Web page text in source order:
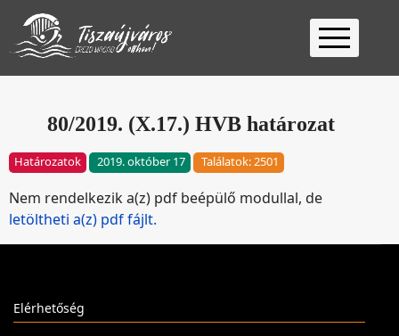
Kezdőlap
2026
80/2019. (X.17.) HVB határozat
Határozatok 2019. október 17 Találatok: 2501
Nem rendelkezik a(z) pdf beépülő modullal, de
letöltheti a(z) pdf fájlt.
Elérhetőség